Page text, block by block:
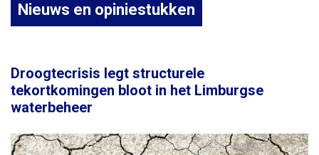
Nieuws en opiniestukken
Droogtecrisis legt structurele
tekortkomingen bloot in het Limburgse
waterbeheer